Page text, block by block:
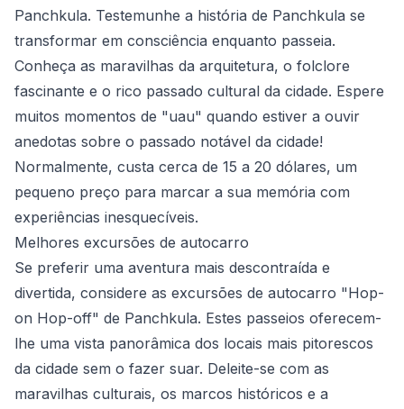
Panchkula. Testemunhe a história de Panchkula se
transformar em consciência enquanto passeia.
Conheça as maravilhas da arquitetura, o folclore
fascinante e o rico passado cultural da cidade. Espere
muitos momentos de "uau" quando estiver a ouvir
anedotas sobre o passado notável da cidade!
Normalmente, custa cerca de 15 a 20 dólares, um
pequeno preço para marcar a sua memória com
experiências inesquecíveis.
Melhores excursões de autocarro
Se preferir uma aventura mais descontraída e
divertida, considere as excursões de autocarro "Hop-
on Hop-off" de Panchkula. Estes passeios oferecem-
lhe uma vista panorâmica dos locais mais pitorescos
da cidade sem o fazer suar. Deleite-se com as
maravilhas culturais, os marcos históricos e a